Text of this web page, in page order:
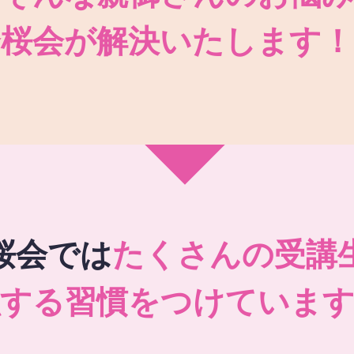
会が解決いたします！
会ではたくさんの受講
る習慣をつけています